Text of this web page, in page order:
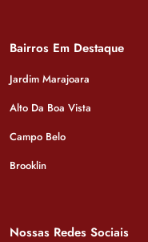
Bairros Em Destaque
Jardim Marajoara
Alto Da Boa Vista
Campo Belo
Brooklin
Nossas Redes Sociais